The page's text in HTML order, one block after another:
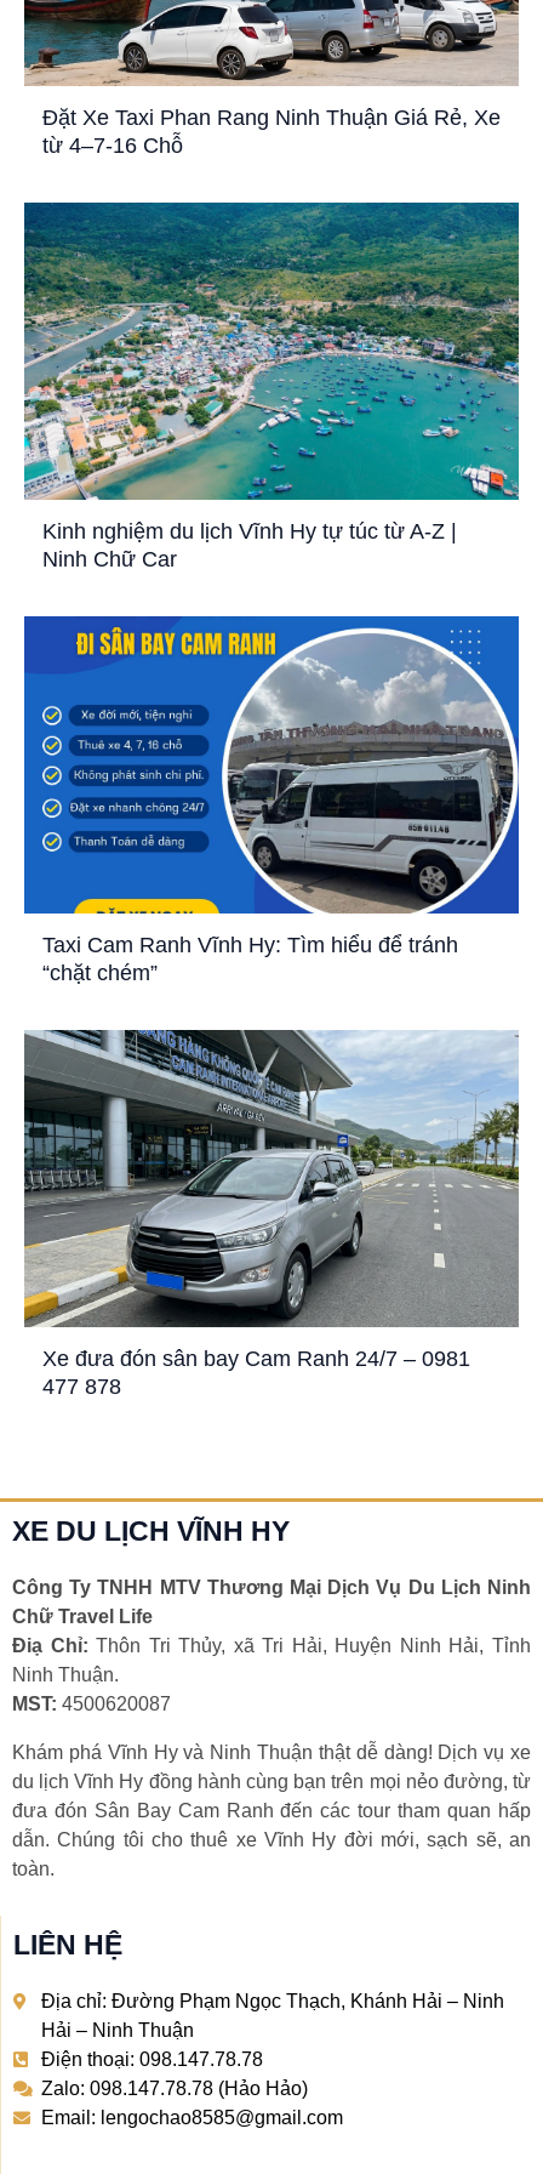
Đặt Xe Taxi Phan Rang Ninh Thuận Giá Rẻ, Xe
từ 4–7-16 Chỗ
Kinh nghiệm du lịch Vĩnh Hy tự túc từ A-Z |
Ninh Chữ Car
Taxi Cam Ranh Vĩnh Hy: Tìm hiểu để tránh
“chặt chém”
Xe đưa đón sân bay Cam Ranh 24/7 – 0981
477 878
XE DU LỊCH VĨNH HY
Công Ty TNHH MTV Thương Mại Dịch Vụ Du Lịch Ninh
Chữ Travel Life
Điạ Chỉ: Thôn Tri Thủy, xã Tri Hải, Huyện Ninh Hải, Tỉnh
Ninh Thuận.
MST: 4500620087
Khám phá Vĩnh Hy và Ninh Thuận thật dễ dàng! Dịch vụ xe
du lịch Vĩnh Hy đồng hành cùng bạn trên mọi nẻo đường, từ
đưa đón Sân Bay Cam Ranh đến các tour tham quan hấp
dẫn. Chúng tôi cho thuê xe Vĩnh Hy đời mới, sạch sẽ, an
toàn.
LIÊN HỆ
Địa chỉ: Đường Phạm Ngọc Thạch, Khánh Hải – Ninh
Hải – Ninh Thuận
Điện thoại: 098.147.78.78
Zalo: 098.147.78.78 (Hảo Hảo)
Email: lengochao8585@gmail.com